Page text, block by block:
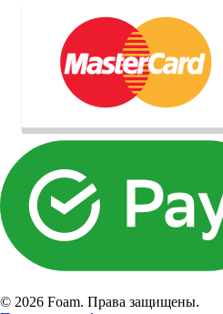
© 2026 Foam. Права защищены.